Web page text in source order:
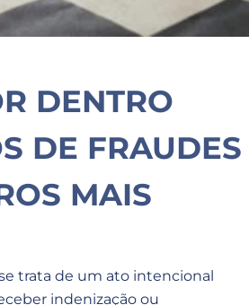
DENTRO
DE FRAUDES
MAIS
trata de um ato intencional
indenização ou